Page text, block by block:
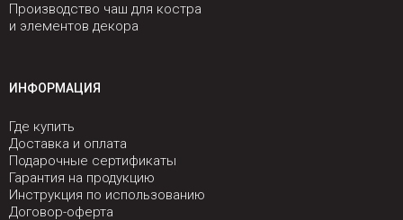
Производство чаш для костра
и элементов декора
ИНФОРМАЦИЯ
Где купить
Доставка и оплата
Подарочные сертификаты
Гарантия на продукцию
Инструкция по использованию
Договор-оферта